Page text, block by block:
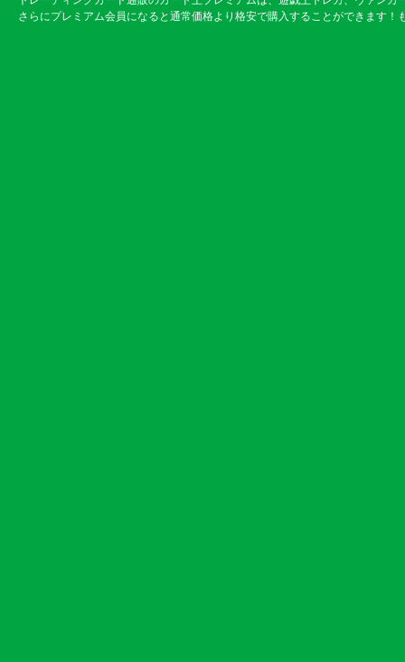
さらにプレミアム会員になると通常価格より格安で購入することができます